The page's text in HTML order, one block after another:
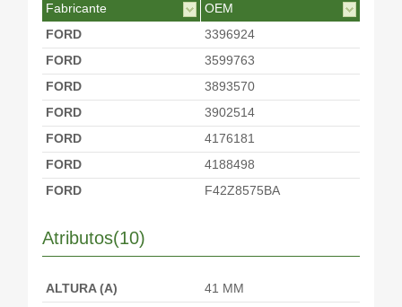
Fabricante
OEM
FORD
3396924
FORD
3599763
FORD
3893570
FORD
3902514
FORD
4176181
FORD
4188498
FORD
F42Z8575BA
FORD
MAZDA
1A5115171
Atributos(10)
ALTURA (A)
41 MM